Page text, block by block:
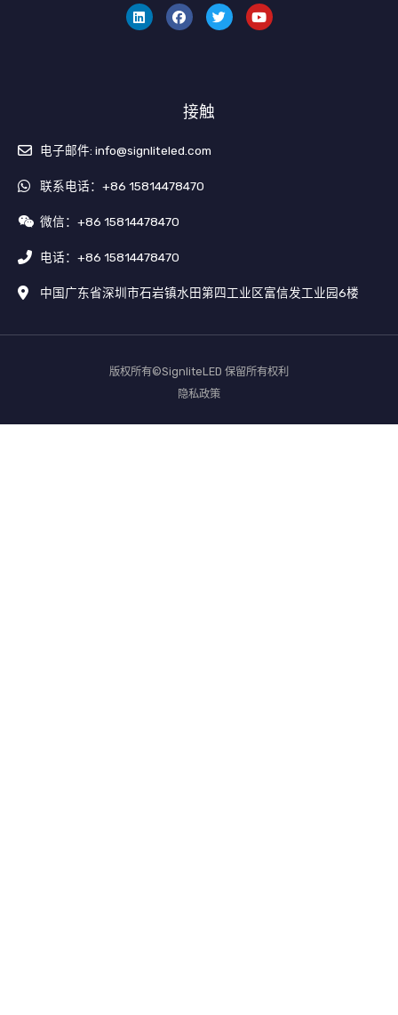
c
e
b
喳
喳
u
T
u
接触
电子邮件: info@signliteled.com
联系电话：+86 15814478470
微信：+86 15814478470
电话：+86 15814478470
中国广东省深圳市石岩镇水田第四工业区富信发工业园6楼
版权所有©SignliteLED 保留所有权利
隐私政策